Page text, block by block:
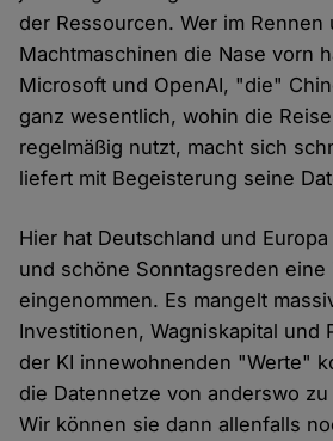
der Ressourcen. Wer im Rennen
Machtmaschinen die Nase vorn
Microsoft und OpenAI, "die"
ganz wesentlich, wohin die
regelmäßig nutzt, macht sich
liefert mit Begeisterung seine
Hier hat Deutschland und
und schöne Sonntagsreden eine
eingenommen. Es mangelt
Investitionen, Wagniskapital und
der KI innewohnenden "Werte"
die Datennetze von anderswo
Wir können sie dann allenfalls